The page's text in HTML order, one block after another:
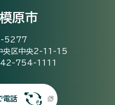
原市
5277
央区中央2-11-15
042-754-1111
電話